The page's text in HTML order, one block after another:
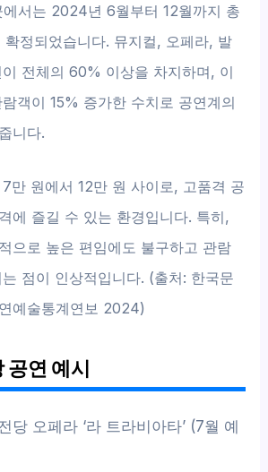
에서는 2024년 6월부터 12월까지 총
정되었습니다. 뮤지컬, 오페라, 발
전체의 60% 이상을 차지하며, 이
객이 15% 증가한 수치로 공연계의
니다.
만 원에서 12만 원 사이로, 고품격 공
에 즐길 수 있는 환경입니다. 특히,
으로 높은 편임에도 불구하고 관람
점이 인상적입니다. (출처: 한국문
예술통계연보 2024)
공연 예시
당 오페라 ‘라 트라비아타’ (7월 예